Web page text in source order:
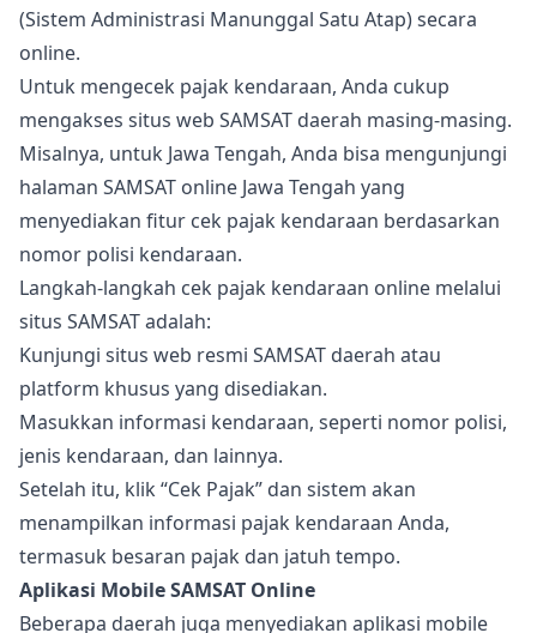
(Sistem Administrasi Manunggal Satu Atap) secara
online.
Untuk mengecek pajak kendaraan, Anda cukup
mengakses situs web SAMSAT daerah masing-masing.
Misalnya, untuk Jawa Tengah, Anda bisa mengunjungi
halaman SAMSAT online Jawa Tengah yang
menyediakan fitur cek pajak kendaraan berdasarkan
nomor polisi kendaraan.
Langkah-langkah cek pajak kendaraan online melalui
situs SAMSAT adalah:
Kunjungi situs web resmi SAMSAT daerah atau
platform khusus yang disediakan.
Masukkan informasi kendaraan, seperti nomor polisi,
jenis kendaraan, dan lainnya.
Setelah itu, klik “Cek Pajak” dan sistem akan
menampilkan informasi pajak kendaraan Anda,
termasuk besaran pajak dan jatuh tempo.
Aplikasi Mobile SAMSAT Online
Beberapa daerah juga menyediakan aplikasi mobile